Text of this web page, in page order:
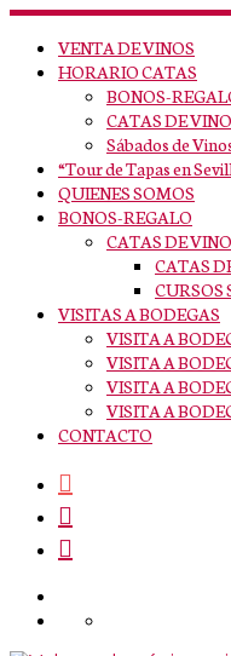
Saltar
contenido
VENTA DE VINOS
HORARIO CATAS
BONOS-
CATAS DE
Sábados de
“Tour de Tapas en
QUIENES SOMOS
BONOS-REGALO
CATAS DE VINO
CATAS
CURSOS
VISITAS A BODEGAS
VISITA A
VISITA A
VISITA A
VISITA A
CONTACTO